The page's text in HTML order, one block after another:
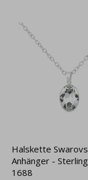
Halskette
Anhänger -
1688